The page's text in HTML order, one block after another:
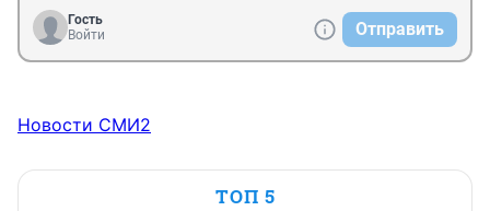
Гость
Войти
Отправить
Новости СМИ2
ТОП 5